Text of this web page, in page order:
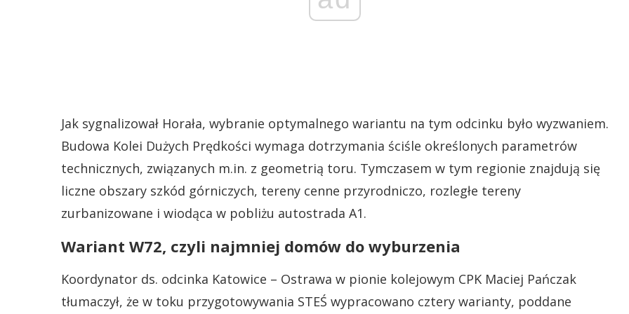
Jak sygnalizował Horała, wybranie optymalnego wariantu na tym odcinku było wyzwaniem.
Budowa Kolei Dużych Prędkości wymaga dotrzymania ściśle określonych parametrów
technicznych, związanych m.in. z geometrią toru. Tymczasem w tym regionie znajdują się
liczne obszary szkód górniczych, tereny cenne przyrodniczo, rozległe tereny
zurbanizowane i wiodąca w pobliżu autostrada A1.
Wariant W72, czyli najmniej domów do wyburzenia
Koordynator ds. odcinka Katowice – Ostrawa w pionie kolejowym CPK Maciej Pańczak
tłumaczył, że w toku przygotowywania STEŚ wypracowano cztery warianty, poddane